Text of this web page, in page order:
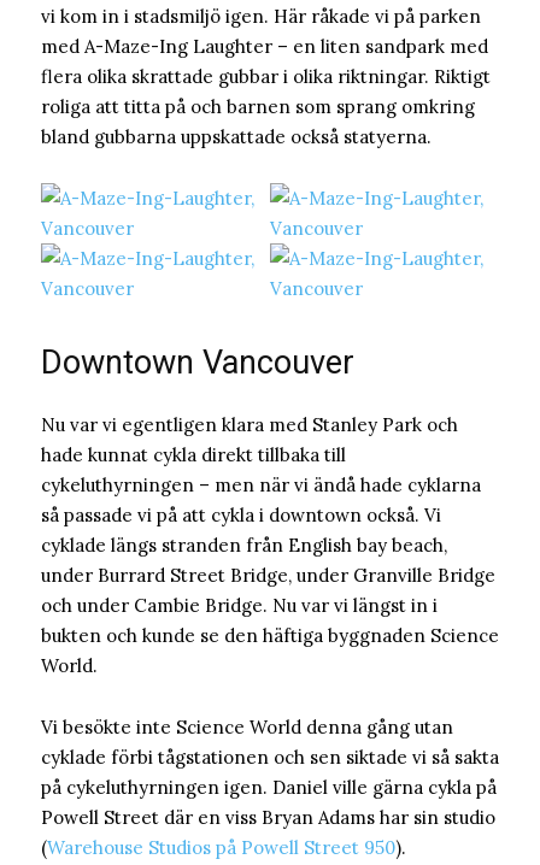
vi kom in i stadsmiljö igen. Här råkade vi på parken
med A-Maze-Ing Laughter – en liten sandpark med
flera olika skrattade gubbar i olika riktningar. Riktigt
roliga att titta på och barnen som sprang omkring
bland gubbarna uppskattade också statyerna.
Downtown Vancouver
Nu var vi egentligen klara med Stanley Park och
hade kunnat cykla direkt tillbaka till
cykeluthyrningen – men när vi ändå hade cyklarna
så passade vi på att cykla i downtown också. Vi
cyklade längs stranden från English bay beach,
under Burrard Street Bridge, under Granville Bridge
och under Cambie Bridge. Nu var vi längst in i
bukten och kunde se den häftiga byggnaden Science
World.
Vi besökte inte Science World denna gång utan
cyklade förbi tågstationen och sen siktade vi så sakta
på cykeluthyrningen igen. Daniel ville gärna cykla på
Powell Street där en viss Bryan Adams har sin studio
(Warehouse Studios på Powell Street 950).